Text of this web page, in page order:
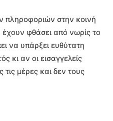
πληροφοριών στην κοινή
φθάσει από νωρίς το
να υπάρξει ευθύτατη
κι αν οι εισαγγελείς
μέρες και δεν τους